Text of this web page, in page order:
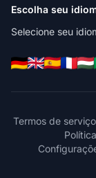
Escolha seu
Selecione seu
Termos de serviço